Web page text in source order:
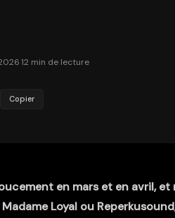
12 min de lecture
Copier
en mars et en avril,
Loyal ou